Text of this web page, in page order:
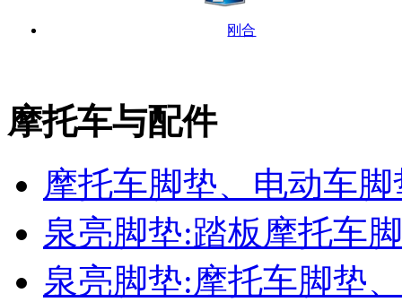
刚合
摩托车与配件
摩托车脚垫、电动车
泉亮脚垫:踏板摩托车
泉亮脚垫:摩托车脚垫